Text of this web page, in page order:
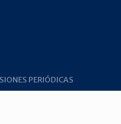
PERIÓDICAS